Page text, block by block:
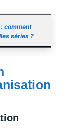
comment
séries ?